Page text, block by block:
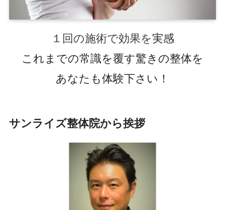
１回の施術で効果を実感
これまでの常識を覆す驚きの整体を
あなたも体験下さい！
サンライズ整体院から挨拶